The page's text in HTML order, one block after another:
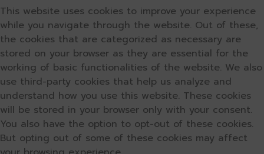
This website uses cookies to improve your experience
while you navigate through the website. Out of these,
the cookies that are categorized as necessary are
stored on your browser as they are essential for the
working of basic functionalities of the website. We also
use third-party cookies that help us analyze and
understand how you use this website. These cookies
will be stored in your browser only with your consent.
You also have the option to opt-out of these cookies.
But opting out of some of these cookies may affect